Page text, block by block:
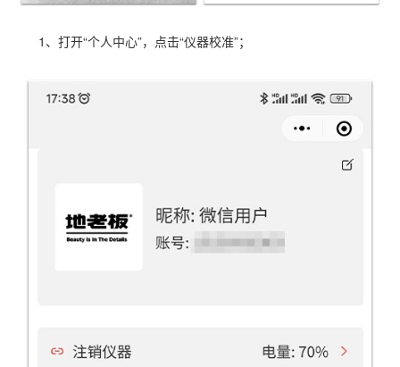
1、打开“个人中心”，点击“仪器校准”；